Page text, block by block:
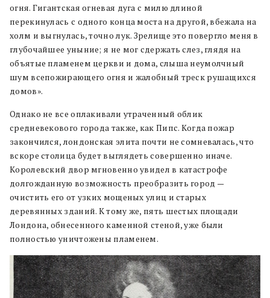
огня. Гигантская огневая дуга с милю длиной
перекинулась с одного конца моста на другой, вбежала на
холм и выгнулась, точно лук. Зрелище это повергло меня в
глубочайшее уныние; я не мог сдержать слез, глядя на
объятые пламенем церкви и дома, слыша неумолчный
шум всепожирающего огня и жалобный треск рушащихся
домов».
Однако не все оплакивали утраченный облик
средневекового города также, как Пипс. Когда пожар
закончился, лондонская элита почти не сомневалась, что
вскоре столица будет выглядеть совершенно иначе.
Королевский двор мгновенно увидел в катастрофе
долгожданную возможность преобразить город —
очистить его от узких мощеных улиц и старых
деревянных зданий. К тому же, пять шестых площади
Лондона, обнесенного каменной стеной, уже были
полностью уничтожены пламенем.